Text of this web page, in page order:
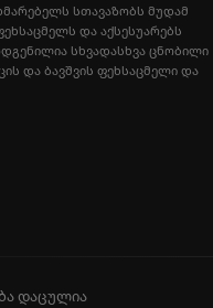
ᲡᲗᲐᲕᲐᲖᲝᲑᲡ ᲛᲣᲓᲐᲛ
ᲓᲐ ᲐᲥᲡᲔᲡᲣᲐᲠᲔᲑᲡ
ᲡᲮᲕᲐᲓᲐᲡᲮᲕᲐ ᲪᲜᲝᲑᲘᲚᲘ
ᲓᲐ ᲑᲐᲕᲨᲕᲘᲡ ᲤᲔᲮᲡᲐᲪᲛᲔᲚᲘ ᲓᲐ
დაცულია